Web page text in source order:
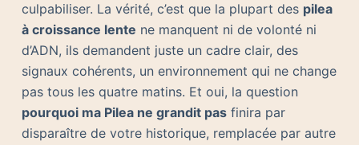
culpabiliser. La vérité, c’est que la plupart des pilea
à croissance lente ne manquent ni de volonté ni
d’ADN, ils demandent juste un cadre clair, des
signaux cohérents, un environnement qui ne change
pas tous les quatre matins. Et oui, la question
pourquoi ma Pilea ne grandit pasfinira par
disparaître de votre historique, remplacée par autre